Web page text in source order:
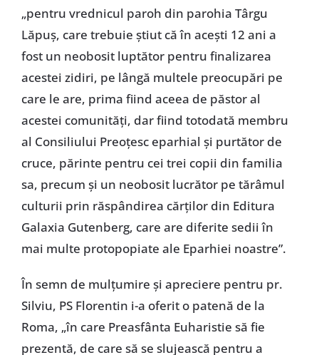
„pentru vrednicul paroh din parohia Târgu
Lăpuş, care trebuie ştiut că în aceşti 12 ani a
fost un neobosit luptător pentru finalizarea
acestei zidiri, pe lângă multele preocupări pe
care le are, prima fiind aceea de păstor al
acestei comunităţi, dar fiind totodată membru
al Consiliului Preoţesc eparhial şi purtător de
cruce, părinte pentru cei trei copii din familia
sa, precum şi un neobosit lucrător pe tărâmul
culturii prin răspândirea cărţilor din Editura
Galaxia Gutenberg, care are diferite sedii în
mai multe protopopiate ale Eparhiei noastre”.
În semn de mulţumire şi apreciere pentru pr.
Silviu, PS Florentin i-a oferit o patenă de la
Roma, „în care Preasfânta Euharistie să fie
prezentă, de care să se slujească pentru a